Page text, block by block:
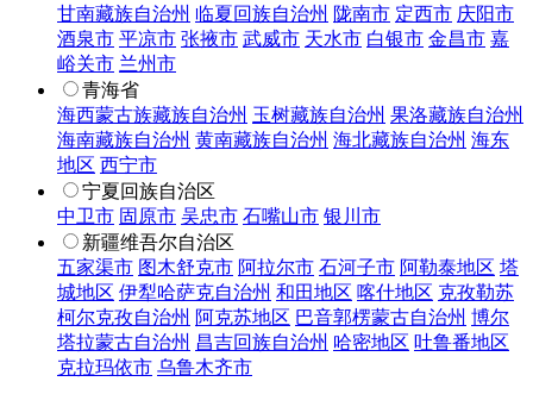
甘南藏族自治州 临夏回族自治州 陇南市 定西市 庆阳市
酒泉市 平凉市 张掖市 武威市 天水市 白银市 金昌市 嘉
峪关市 兰州市
青海省
海西蒙古族藏族自治州 玉树藏族自治州 果洛藏族自治州
海南藏族自治州 黄南藏族自治州 海北藏族自治州 海东
地区 西宁市
宁夏回族自治区
中卫市 固原市 吴忠市 石嘴山市 银川市
新疆维吾尔自治区
五家渠市 图木舒克市 阿拉尔市 石河子市 阿勒泰地区 塔
城地区 伊犁哈萨克自治州 和田地区 喀什地区 克孜勒苏
柯尔克孜自治州 阿克苏地区 巴音郭楞蒙古自治州 博尔
塔拉蒙古自治州 昌吉回族自治州 哈密地区 吐鲁番地区
克拉玛依市 乌鲁木齐市